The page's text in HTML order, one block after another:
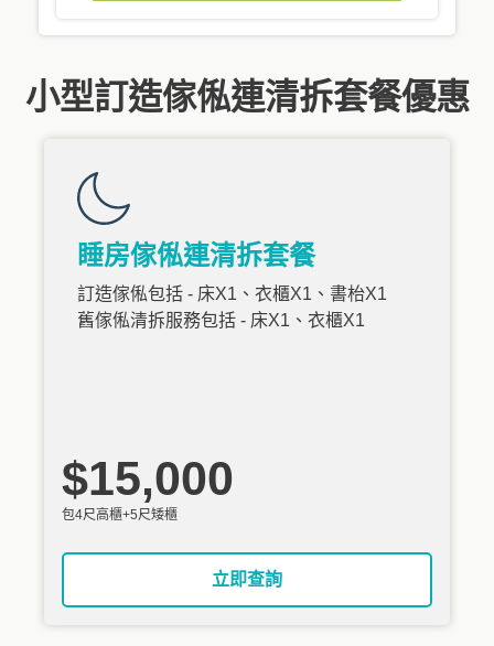
小型訂造傢俬連清拆套餐優惠
睡房傢俬連清拆套餐
訂造傢俬包括 - 床X1、衣櫃X1、書枱X1
舊傢俬清拆服務包括 - 床X1、衣櫃X1
$15,000
包4尺高櫃+5尺矮櫃
立即查詢